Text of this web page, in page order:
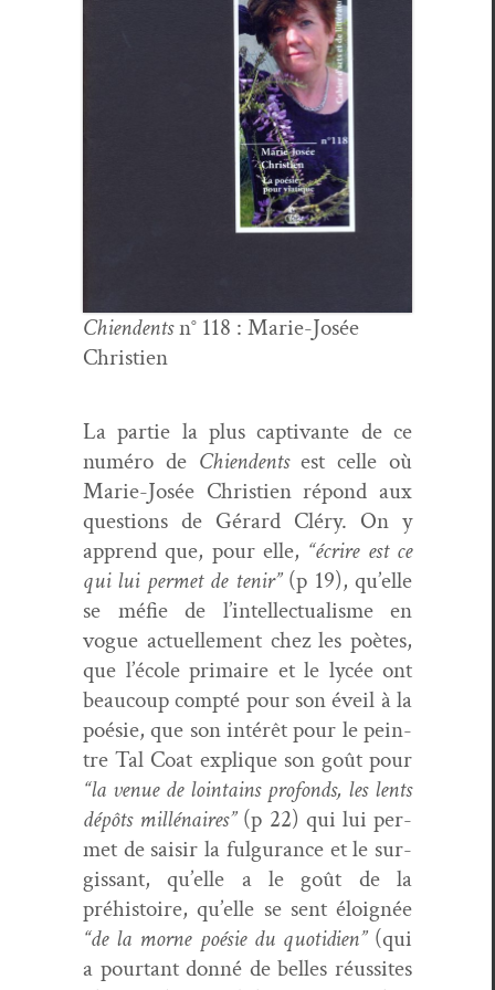
Chien­dentsn° 118 : Marie-Josée
Christien
La par­tie la plus cap­ti­vante de ce
numéro de Chien­dentsest celle où
Marie-Josée Christien répond aux
ques­tions de Gérard Cléry. On y
apprend que, pour elle, “écrire est ce
qui lui per­met de tenir”(p 19), qu’elle
se méfie de l’in­tel­lec­tu­al­isme en
vogue actuelle­ment chez les poètes,
que l’é­cole pri­maire et le lycée ont
beau­coup comp­té pour son éveil à la
poésie, que son intérêt pour le pein­
tre Tal Coat explique son goût pour
“la venue de loin­tains pro­fonds, les lents
dépôts mil­lé­naires”(p 22) qui lui per­
met de saisir la ful­gu­rance et le sur­
gis­sant, qu’elle a le goût de la
préhis­toire, qu’elle se sent éloignée
“de la morne poésie du quo­ti­di­en”(qui
a pour­tant don­né de belles réus­sites